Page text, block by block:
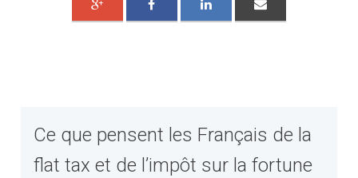
Ce que pensent les Français de la
flat tax et de l’impôt sur la fortune